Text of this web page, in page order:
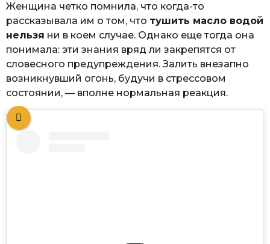
Женщина четко помнила, что когда-то
рассказывала им о том, что тушить масло водой
нельзя ни в коем случае. Однако еще тогда она
понимала: эти знания вряд ли закрепятся от
словесного предупреждения. Залить внезапно
возникнувший огонь, будучи в стрессовом
состоянии, — вполне нормальная реакция.